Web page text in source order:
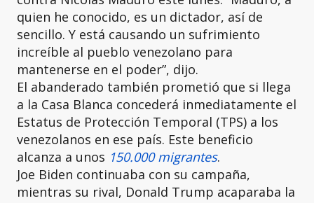
quien he conocido, es un dictador, así de
sencillo. Y está causando un sufrimiento
increíble al pueblo venezolano para
mantenerse en el poder”, dijo.
El abanderado también prometió que si llega
a la Casa Blanca concederá inmediatamente el
Estatus de Protección Temporal (TPS) a los
venezolanos en ese país. Este beneficio
alcanza a unos 150.000 migrantes.
Joe Biden continuaba con su campaña,
mientras su rival, Donald Trump acaparaba la